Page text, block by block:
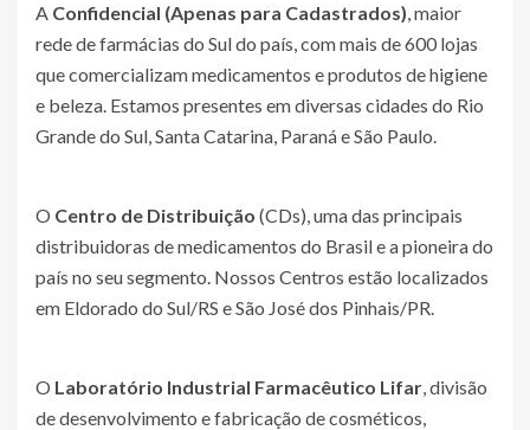
A Confidencial (Apenas para Cadastrados), maior
rede de farmácias do Sul do país, com mais de 600 lojas
que comercializam medicamentos e produtos de higiene
e beleza. Estamos presentes em diversas cidades do Rio
Grande do Sul, Santa Catarina, Paraná e São Paulo.
O Centro de Distribuição (CDs), uma das principais
distribuidoras de medicamentos do Brasil e a pioneira do
país no seu segmento. Nossos Centros estão localizados
em Eldorado do Sul/RS e São José dos Pinhais/PR.
O Laboratório Industrial Farmacêutico Lifar, divisão
de desenvolvimento e fabricação de cosméticos,